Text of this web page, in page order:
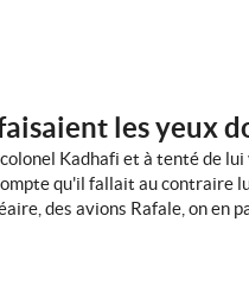
les yeux
Kadhafi et à tenté de
qu'il fallait au contraire
des avions Rafale, on en